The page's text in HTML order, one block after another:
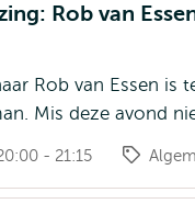
Rob van
Rob van Essen is
Mis deze avond
- 21:15